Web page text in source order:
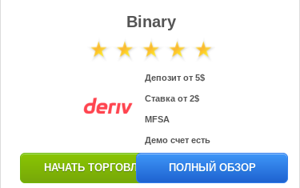
Binary
Депозит от 5$
Ставка от 2$
MFSA
Демо счет есть
НАЧАТЬ ТОРГОВЛЮ ПОЛНЫЙ ОБЗОР